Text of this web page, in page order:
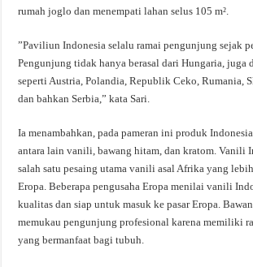
rumah joglo dan menempati lahan selus 105 m².
”Paviliun Indonesia selalu ramai pengunjung sejak
Pengunjung tidak hanya berasal dari Hungaria, juga
seperti Austria, Polandia, Republik Ceko, Rumania,
dan bahkan Serbia,” kata Sari.
Ia menambahkan, pada pameran ini produk
antara lain vanili, bawang hitam, dan kratom. Vanili
salah satu pesaing utama vanili asal Afrika yang
Eropa. Beberapa pengusaha Eropa menilai vanili
kualitas dan siap untuk masuk ke pasar Eropa.
memukau pengunjung profesional karena memiliki
yang bermanfaat bagi tubuh.